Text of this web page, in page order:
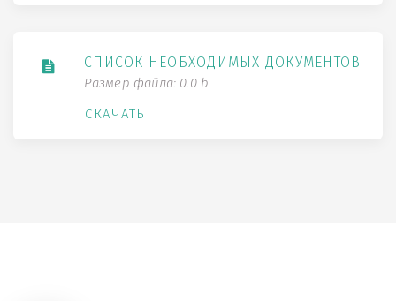
СПИСОК НЕОБХОДИМЫХ ДОКУМЕНТОВ
Размер файла: 0.0 b
СКАЧАТЬ